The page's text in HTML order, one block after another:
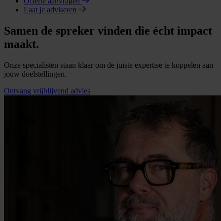
Laat je adviseren
Samen de spreker vinden die écht impact
maakt.
Onze specialisten staan klaar om de juiste expertise te koppelen aan
jouw doelstellingen.
Ontvang vrijblijvend advies